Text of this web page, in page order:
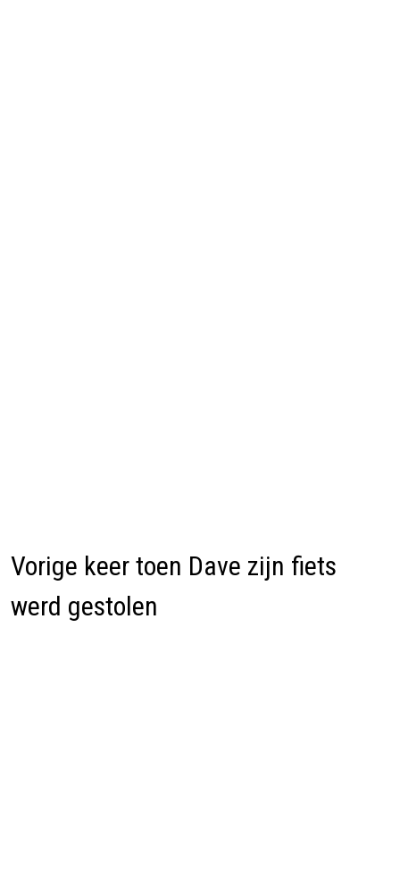
Vorige keer toen Dave zijn fiets
werd gestolen